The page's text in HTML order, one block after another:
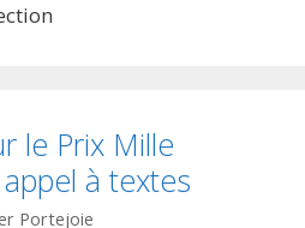
le Prix Mille
à textes
Portejoie